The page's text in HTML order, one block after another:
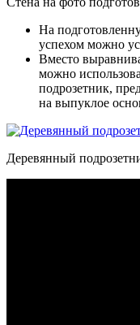
На
успехом можно
Вместо
можно
подрозетник,
на выпуклое
Деревянный